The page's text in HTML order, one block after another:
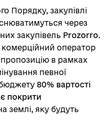
Порядку, закупівлі
через
закупівель Prozorro.
оператор
в рамках
певної
80% вартості
покрити
землі, яку будуть